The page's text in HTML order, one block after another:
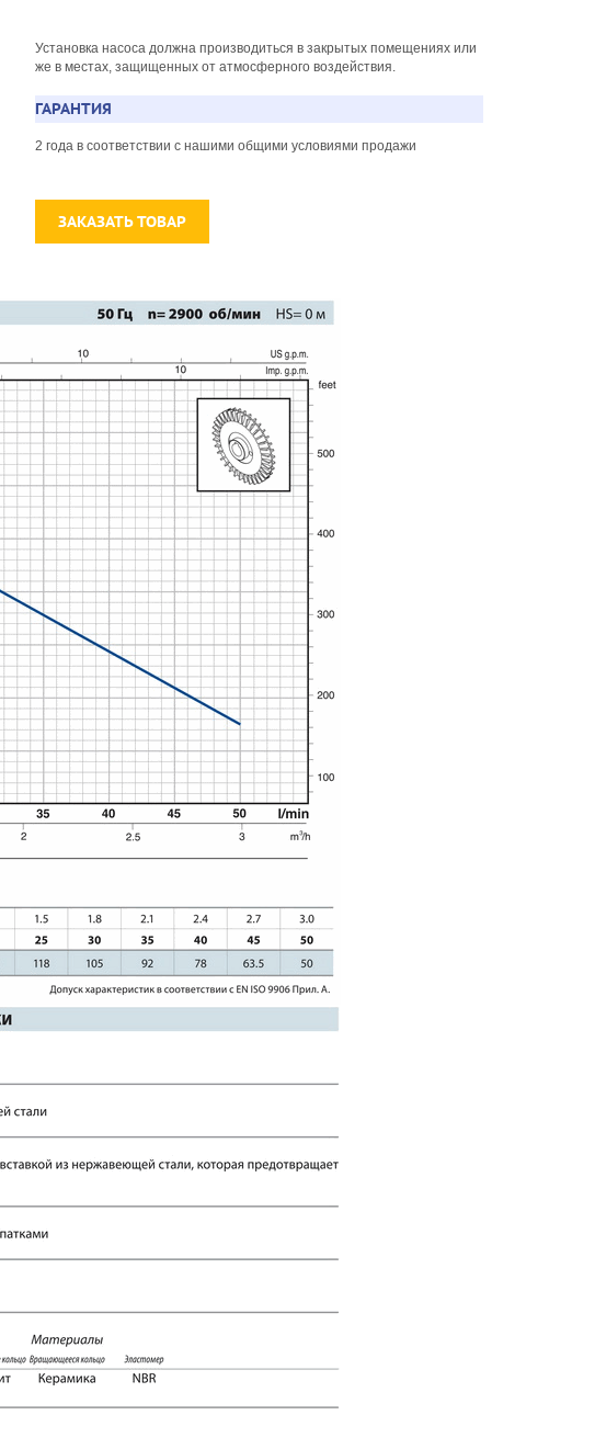
Установка насоса должна производиться в закрытых помещениях или
же в местах, защищенных от атмосферного воздействия.
ГАРАНТИЯ
2 года в соответствии с нашими общими условиями продажи
ЗАКАЗАТЬ ТОВАР